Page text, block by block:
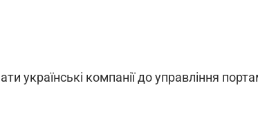
українські компанії до управління